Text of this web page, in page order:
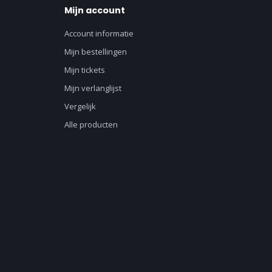
Mijn account
Account informatie
Mijn bestellingen
Mijn tickets
Mijn verlanglijst
Vergelijk
Alle producten